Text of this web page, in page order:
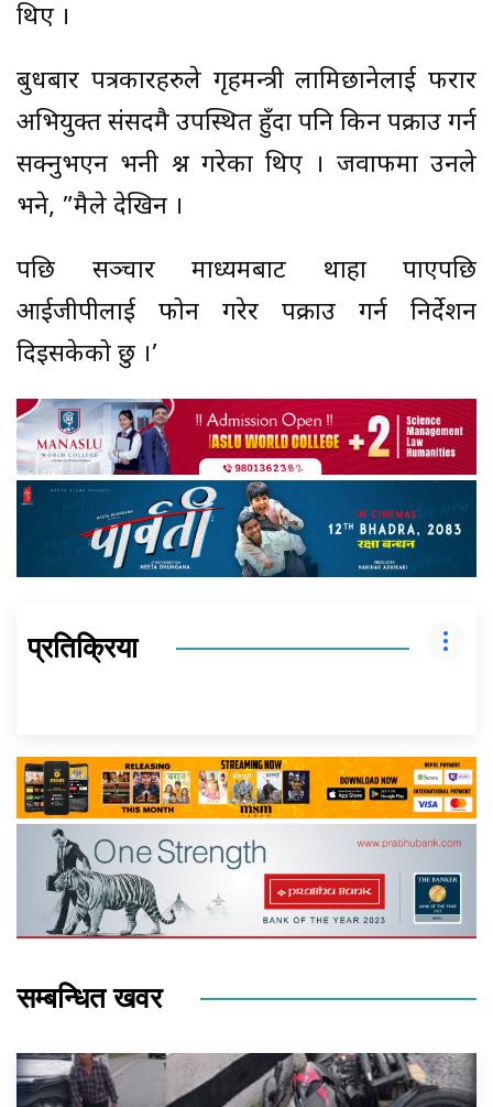
थिए ।
बुधबार पत्रकारहरुले गृहमन्त्री लामिछानेलाई फरार
अभियुक्त संसदमै उपस्थित हुँदा पनि किन पक्राउ गर्न
सक्नुभएन भनी प्रश्न गरेका थिए । जवाफमा उनले
भने, ”मैले देखिन ।
पछि सञ्चार माध्यमबाट थाहा पाएपछि
आईजीपीलाई फोन गरेर पक्राउ गर्न निर्देशन
दिइसकेको छु ।’
प्रतिक्रिया
सम्बन्धित खवर